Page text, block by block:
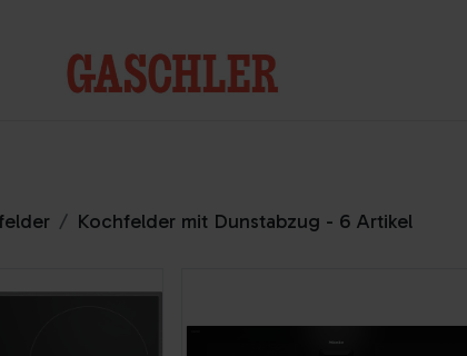
Kochfelder mit Dunstabzug - 6 Artikel